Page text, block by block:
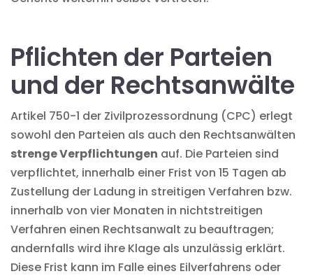
Pflichten der Parteien
und der Rechtsanwälte
Artikel 750-1 der Zivilprozessordnung (CPC) erlegt
sowohl den Parteien als auch den Rechtsanwälten
strenge Verpflichtungen auf. Die Parteien sind
verpflichtet, innerhalb einer Frist von 15 Tagen ab
Zustellung der Ladung in streitigen Verfahren bzw.
innerhalb von vier Monaten in nichtstreitigen
Verfahren einen Rechtsanwalt zu beauftragen;
andernfalls wird ihre Klage als unzulässig erklärt.
Diese Frist kann im Falle eines Eilverfahrens oder